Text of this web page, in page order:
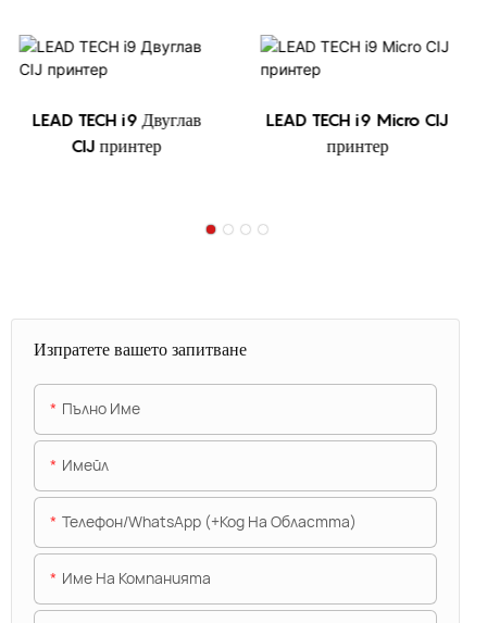
LEAD TECH i9 Двуглав
CIJ принтер
LEAD TECH i9 Micro CIJ
принтер
Изпратете вашето запитване
Пълно Име
Имейл
Телефон/WhatsApp (+Код На Областта)
Име На Компанията